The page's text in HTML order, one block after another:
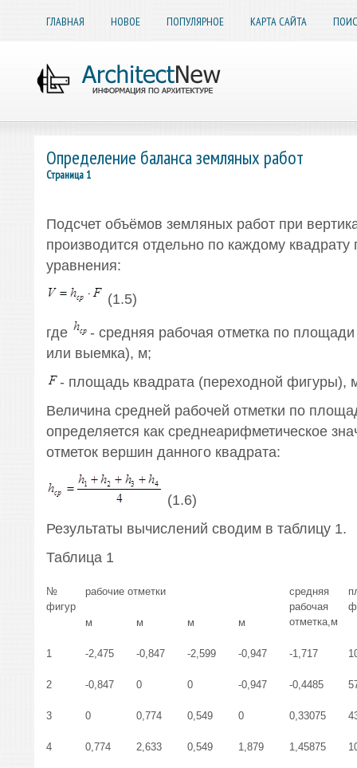
ГЛАВНАЯ НОВОЕ ПОПУЛЯРНОЕ КАРТА САЙТА
Определение баланса земляных работ
Страница 1
Подсчет объёмов земляных работ при
производится отдельно по каждому
уравнения:
(1.5)
где
- средняя рабочая отметка по
или выемка), м;
- площадь квадрата (переходной фигуры),
Величина средней рабочей отметки по
определяется как среднеарифметическое
отметок вершин данного квадрата:
(1.6)
Результаты вычислений сводим в таблицу 1.
Таблица 1
№
фигур
рабочие отметки
средняя
рабочая
отметка,м
м
м м м
1 -2,475 -0,847 -2,599 -0,947 -1,717
2 -0,847 0 0 -0,947 -0,4485
3 0 0,774 0,549 0 0,33075
4 0,774 2,633 0,549 1,879 1,45875